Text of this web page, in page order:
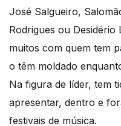
José Salgueiro,
Rodrigues ou Desidério
muitos com quem tem
o têm moldado
Na figura de líder, tem
apresentar, dentro e
festivais de música.